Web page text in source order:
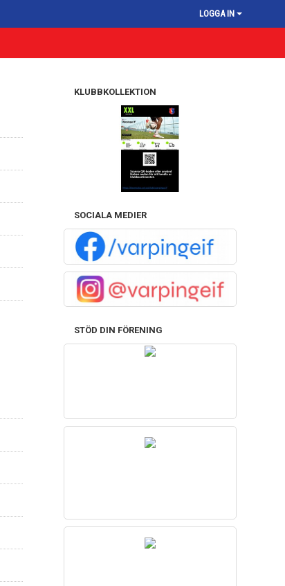
LOGGA IN
KLUBBKOLLEKTION
SOCIALA MEDIER
STÖD DIN FÖRENING